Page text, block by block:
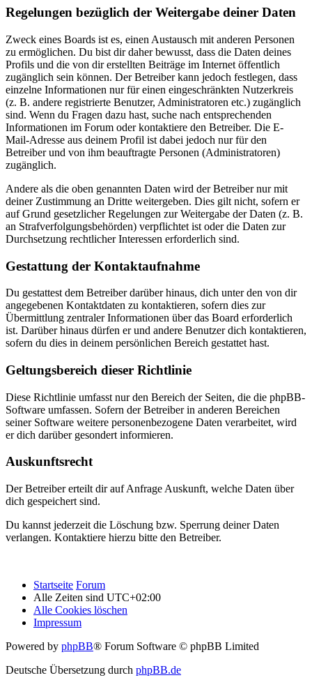
Regelungen bezüglich der Weitergabe deiner Daten
Zweck eines Boards ist es, einen Austausch mit anderen Personen
zu ermöglichen. Du bist dir daher bewusst, dass die Daten deines
Profils und die von dir erstellten Beiträge im Internet öffentlich
zugänglich sein können. Der Betreiber kann jedoch festlegen, dass
einzelne Informationen nur für einen eingeschränkten Nutzerkreis
(z. B. andere registrierte Benutzer, Administratoren etc.) zugänglich
sind. Wenn du Fragen dazu hast, suche nach entsprechenden
Informationen im Forum oder kontaktiere den Betreiber. Die E-
Mail-Adresse aus deinem Profil ist dabei jedoch nur für den
Betreiber und von ihm beauftragte Personen (Administratoren)
zugänglich.
Andere als die oben genannten Daten wird der Betreiber nur mit
deiner Zustimmung an Dritte weitergeben. Dies gilt nicht, sofern er
auf Grund gesetzlicher Regelungen zur Weitergabe der Daten (z. B.
an Strafverfolgungsbehörden) verpflichtet ist oder die Daten zur
Durchsetzung rechtlicher Interessen erforderlich sind.
Gestattung der Kontaktaufnahme
Du gestattest dem Betreiber darüber hinaus, dich unter den von dir
angegebenen Kontaktdaten zu kontaktieren, sofern dies zur
Übermittlung zentraler Informationen über das Board erforderlich
ist. Darüber hinaus dürfen er und andere Benutzer dich kontaktieren,
sofern du dies in deinem persönlichen Bereich gestattet hast.
Geltungsbereich dieser Richtlinie
Diese Richtlinie umfasst nur den Bereich der Seiten, die die phpBB-
Software umfassen. Sofern der Betreiber in anderen Bereichen
seiner Software weitere personenbezogene Daten verarbeitet, wird
er dich darüber gesondert informieren.
Auskunftsrecht
Der Betreiber erteilt dir auf Anfrage Auskunft, welche Daten über
dich gespeichert sind.
Du kannst jederzeit die Löschung bzw. Sperrung deiner Daten
verlangen. Kontaktiere hierzu bitte den Betreiber.
Startseite Forum
Alle Zeiten sind UTC+02:00
Alle Cookies löschen
Impressum
Powered by phpBB® Forum Software © phpBB Limited
Deutsche Übersetzung durch phpBB.de